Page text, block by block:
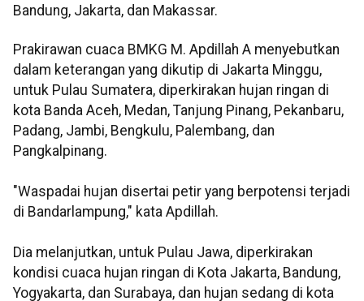
Bandung, Jakarta, dan Makassar.
Prakirawan cuaca BMKG M. Apdillah A menyebutkan
dalam keterangan yang dikutip di Jakarta Minggu,
untuk Pulau Sumatera, diperkirakan hujan ringan di
kota Banda Aceh, Medan, Tanjung Pinang, Pekanbaru,
Padang, Jambi, Bengkulu, Palembang, dan
Pangkalpinang.
"Waspadai hujan disertai petir yang berpotensi terjadi
di Bandarlampung," kata Apdillah.
Dia melanjutkan, untuk Pulau Jawa, diperkirakan
kondisi cuaca hujan ringan di Kota Jakarta, Bandung,
Yogyakarta, dan Surabaya, dan hujan sedang di kota